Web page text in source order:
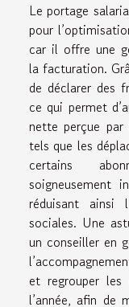
Le portage
pour
car il offre une
la facturation.
de déclarer des
ce qui permet
nette perçue
tels que les
certains
soigneusement
réduisant ainsi
sociales. Une
un conseiller en
et regrouper
l’année, afin de